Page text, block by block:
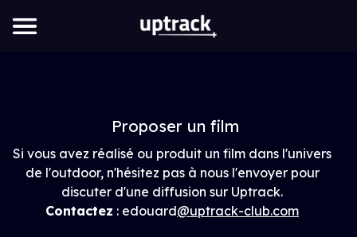
Proposer un film
Si vous avez réalisé ou produit un film dans l'univers
de l'outdoor, n'hésitez pas à nous l'envoyer pour
discuter d'une diffusion sur Uptrack.
Contactez : edouard@uptrack-club.com